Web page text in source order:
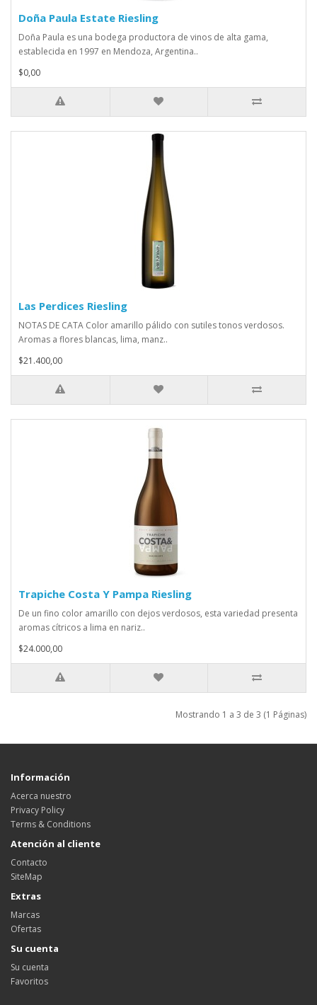
Doña Paula Estate Riesling
Doña Paula es una bodega productora de vinos de alta gama,
establecida en 1997 en Mendoza, Argentina..
$0,00
Las Perdices Riesling
NOTAS DE CATA Color amarillo pálido con sutiles tonos verdosos.
Aromas a flores blancas, lima, manz..
$21.400,00
Trapiche Costa Y Pampa Riesling
De un fino color amarillo con dejos verdosos, esta variedad presenta
aromas cítricos a lima en nariz..
$24.000,00
Mostrando 1 a 3 de 3 (1 Páginas)
Información
Acerca nuestro
Privacy Policy
Terms & Conditions
Atención al cliente
Contacto
SiteMap
Extras
Marcas
Ofertas
Su cuenta
Su cuenta
Favoritos